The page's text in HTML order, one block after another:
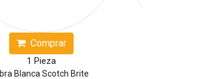
Comprar
Fibra Metálica Jumbo